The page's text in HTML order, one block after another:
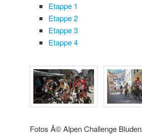
Etappe 1
Etappe 2
Etappe 3
Etappe 4
Fotos Â© Alpen Challenge